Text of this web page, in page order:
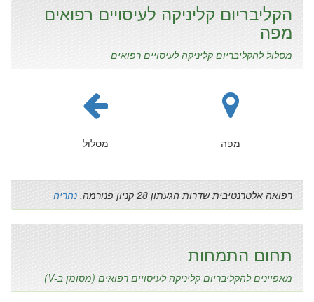
הקליבריום קליניקה לעיסויים רפואים
מפה
מסלול להקליבריום קליניקה לעיסויים רפואים
מפה מסלול
רפואה אלטרנטיבית שדרות הגעתון 28 קניון פנורמה, נהריה
תחום התמחות
מאפיינים להקליבריום קליניקה לעיסויים רפואים (מסומן ב-V)